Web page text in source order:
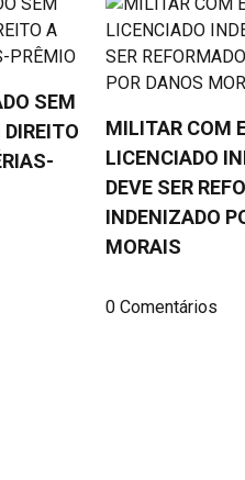
SEM
MILITAR COM
LICENCIADO
DEVE SER
INDENIZADO
MORAIS
0 Comentários